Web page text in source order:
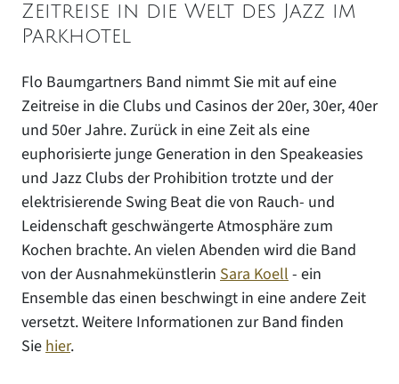
Zeitreise in die Welt des Jazz im
Parkhotel
Flo Baumgartners Band nimmt Sie mit auf eine
Zeitreise in die Clubs und Casinos der 20er, 30er, 40er
und 50er Jahre. Zurück in eine Zeit als eine
euphorisierte junge Generation in den Speakeasies
und Jazz Clubs der Prohibition trotzte und der
elektrisierende Swing Beat die von Rauch- und
Leidenschaft geschwängerte Atmosphäre zum
Kochen brachte. An vielen Abenden wird die Band
von der Ausnahmekünstlerin Sara Koell - ein
Ensemble das einen beschwingt in eine andere Zeit
versetzt. Weitere Informationen zur Band finden
Sie hier.